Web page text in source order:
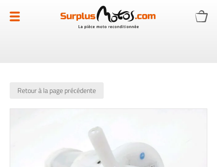
au
contenu
Retour à la page précédente